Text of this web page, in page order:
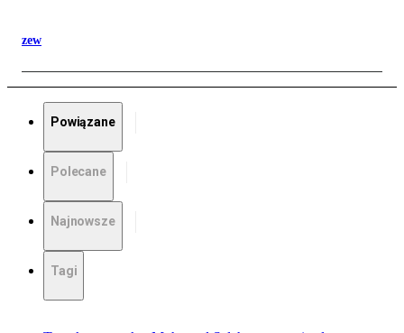
zew
Powiązane
Polecane
Najnowsze
Tagi